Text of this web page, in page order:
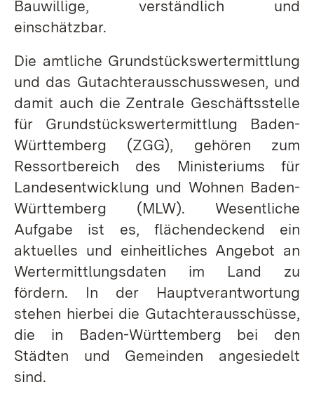
Bauwillige, verständlich und
einschätzbar.
Die amtliche Grundstückswertermittlung
und das Gutachterausschusswesen, und
damit auch die Zentrale Geschäftsstelle
für Grundstückswertermittlung Baden-
Württemberg (ZGG), gehören zum
Ressortbereich des Ministeriums für
Landesentwicklung und Wohnen Baden-
Württemberg (MLW). Wesentliche
Aufgabe ist es, flächendeckend ein
aktuelles und einheitliches Angebot an
Wertermittlungsdaten im Land zu
fördern. In der Hauptverantwortung
stehen hierbei die Gutachterausschüsse,
die in Baden-Württemberg bei den
Städten und Gemeinden angesiedelt
sind.